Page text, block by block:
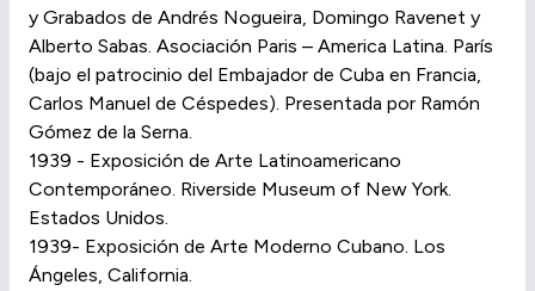
y Grabados de Andrés Nogueira, Domingo Ravenet y
Alberto Sabas. Asociación Paris – America Latina. París
(bajo el patrocinio del Embajador de Cuba en Francia,
Carlos Manuel de Céspedes). Presentada por Ramón
Gómez de la Serna.
1939 - Exposición de Arte Latinoamericano
Contemporáneo. Riverside Museum of New York.
Estados Unidos.
1939- Exposición de Arte Moderno Cubano. Los
Ángeles, California.